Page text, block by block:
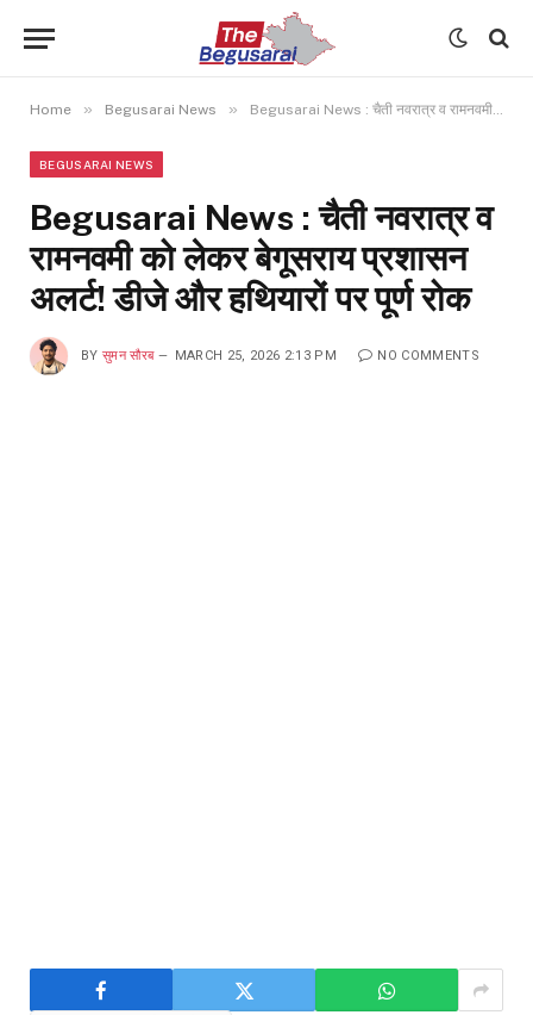
Home » Begusarai News » Begusarai News : चैती नवरात्र व रामनवमी को लेकर बेगूसराय प्रशासन अलर्ट! डीजे और हथियारों पर पूर्ण रोक
BEGUSARAI NEWS
Begusarai News : चैती नवरात्र व
रामनवमी को लेकर बेगूसराय प्रशासन
अलर्ट! डीजे और हथियारों पर पूर्ण रोक
BY सुमन सौरब MARCH 25, 2026 2:13 PM NO COMMENTS